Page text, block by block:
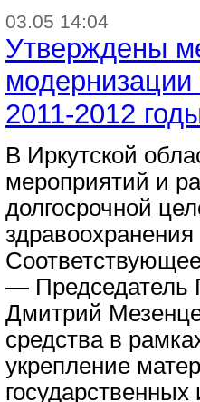
03.05 14:04
Утверждены
2011-2012
В Иркутской
мероприятий и
долгосрочной
— Председатель
Дмитрий
средства в
укрепление